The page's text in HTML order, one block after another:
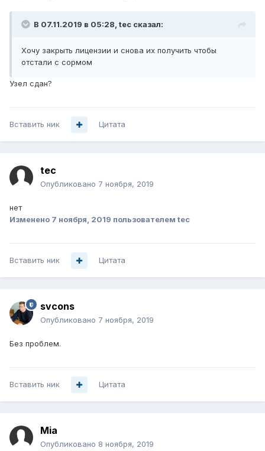
В 07.11.2019 в 05:28, tec сказал:
Хочу закрыть лицензии и снова их получить чтобы
отстали с сормом
Узел сдан?
Вставить ник Цитата
tec
Опубликовано 7 ноября, 2019
нет
Изменено 7 ноября, 2019 пользователем tec
Вставить ник Цитата
svcons
Опубликовано 7 ноября, 2019
Без проблем.
Вставить ник Цитата
Mia
Опубликовано 8 ноября, 2019